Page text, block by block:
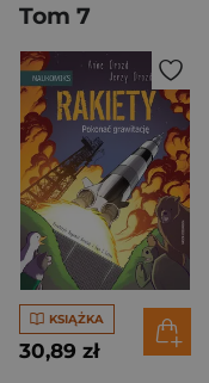
Tom 7
KSIĄŻKA
30,89 zł